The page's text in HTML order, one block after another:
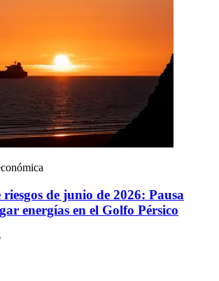
riesgos de junio de 2026: Pausa
energías en el Golfo Pérsico